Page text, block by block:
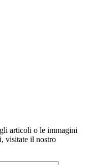
articoli o le immagini
visitate il nostro